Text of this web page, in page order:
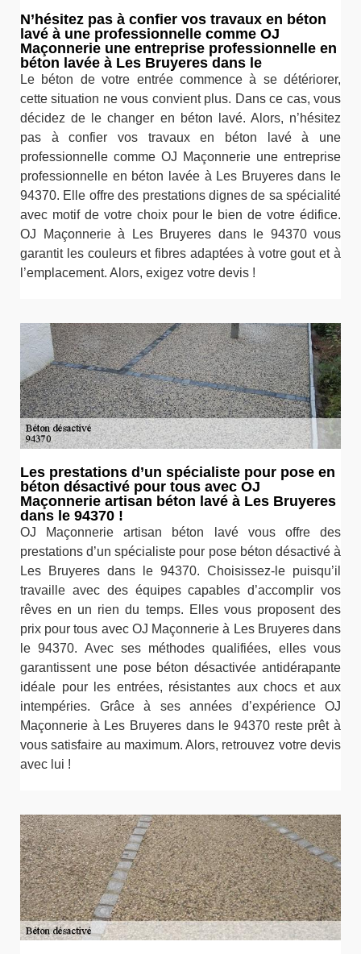
N’hésitez pas à confier vos travaux en béton
lavé à une professionnelle comme OJ
Maçonnerie une entreprise professionnelle en
béton lavée à Les Bruyeres dans le
Le béton de votre entrée commence à se détériorer,
cette situation ne vous convient plus. Dans ce cas, vous
décidez de le changer en béton lavé. Alors, n’hésitez
pas à confier vos travaux en béton lavé à une
professionnelle comme OJ Maçonnerie une entreprise
professionnelle en béton lavée à Les Bruyeres dans le
94370. Elle offre des prestations dignes de sa spécialité
avec motif de votre choix pour le bien de votre édifice.
OJ Maçonnerie à Les Bruyeres dans le 94370 vous
garantit les couleurs et fibres adaptées à votre gout et à
l’emplacement. Alors, exigez votre devis !
Les prestations d’un spécialiste pour pose en
béton désactivé pour tous avec OJ
Maçonnerie artisan béton lavé à Les Bruyeres
dans le 94370 !
OJ Maçonnerie artisan béton lavé vous offre des
prestations d’un spécialiste pour pose béton désactivé à
Les Bruyeres dans le 94370. Choisissez-le puisqu’il
travaille avec des équipes capables d’accomplir vos
rêves en un rien du temps. Elles vous proposent des
prix pour tous avec OJ Maçonnerie à Les Bruyeres dans
le 94370. Avec ses méthodes qualifiées, elles vous
garantissent une pose béton désactivée antidérapante
idéale pour les entrées, résistantes aux chocs et aux
intempéries. Grâce à ses années d’expérience OJ
Maçonnerie à Les Bruyeres dans le 94370 reste prêt à
vous satisfaire au maximum. Alors, retrouvez votre devis
avec lui !